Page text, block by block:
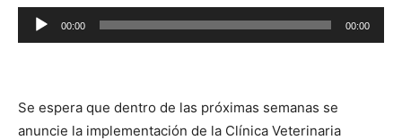
Reproductor
de
00:00 00:00
Se espera que dentro de las próximas semanas se
anuncie la implementación de la Clínica Veterinaria